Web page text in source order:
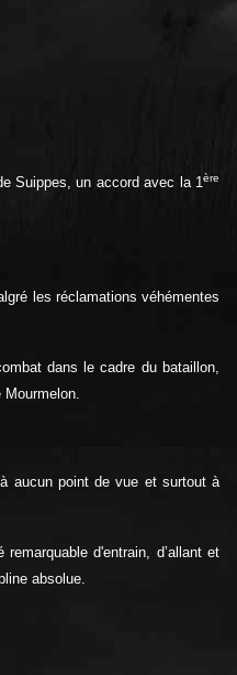
Suippes, un accord avec la 1ère
les réclamations véhémentes
dans le cadre du bataillon,
aucun point de vue et surtout à
d'entrain, d’allant et
absolue.